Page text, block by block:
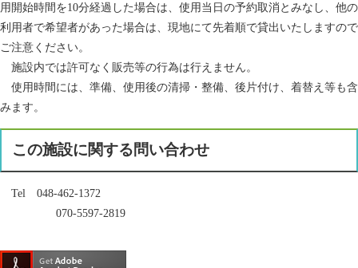
用開始時間を10分経過した場合は、使用当日の予約取消とみなし、他の
利用者で希望者があった場合は、現地にて先着順で貸出いたしますので
ご注意ください。
施設内では許可なく販売等の行為は行えません。
使用時間には、準備、使用後の清掃・整備、後片付け、着替え等も含
みます。
この施設に関する問い合わせ
Tel 048-462-1372
070-5597-2819